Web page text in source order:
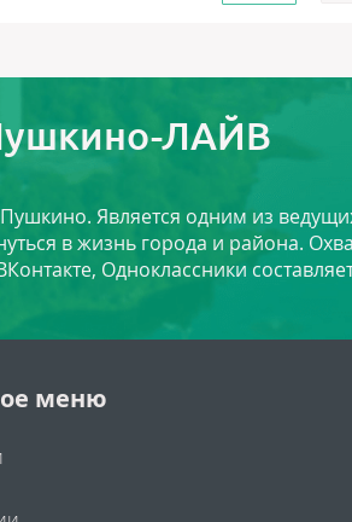
ЛАЙВ
Является одним из
в жизнь города и района.
Одноклассники
меню